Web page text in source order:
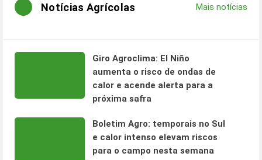
Notícias Agrícolas Mais notícias
Giro Agroclima: El Niño
aumenta o risco de ondas de
calor e acende alerta para a
próxima safra
Boletim Agro: temporais no Sul
e calor intenso elevam riscos
para o campo nesta semana